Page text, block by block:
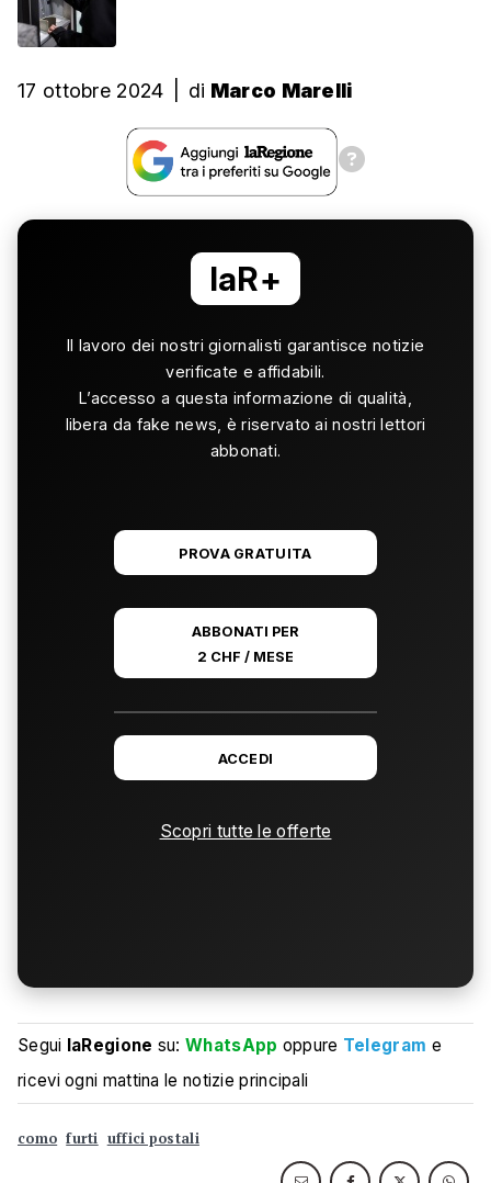
17 ottobre 2024 di Marco Marelli
laR+
Il lavoro dei nostri giornalisti garantisce notizie
verificate e affidabili.
L’accesso a questa informazione di qualità,
libera da fake news, è riservato ai nostri lettori
abbonati.
PROVA GRATUITA
ABBONATI PER
2 CHF / MESE
ACCEDI
Scopri tutte le offerte
Segui laRegione su:WhatsApp oppure Telegram e
ricevi ogni mattina le notizie principali
como furti uffici postali